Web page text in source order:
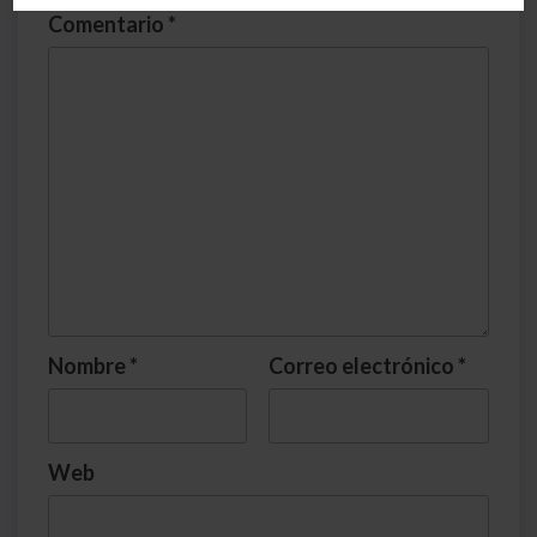
Comentario *
Nombre * Correo electrónico *
Web